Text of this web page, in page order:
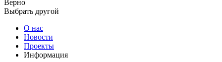
Верно
Выбрать другой
О нас
Новости
Проекты
Информация